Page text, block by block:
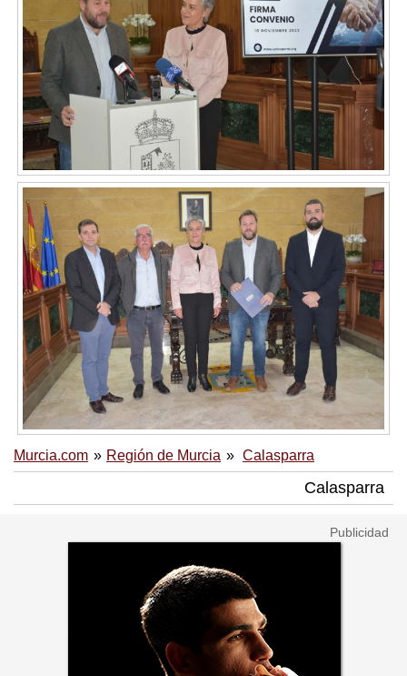
Murcia.com Región de Murcia Calasparra
Calasparra